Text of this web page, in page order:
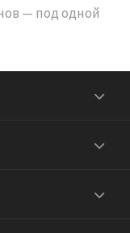
— под одной